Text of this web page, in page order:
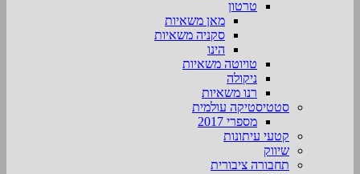
טרטון
מאן משאיות
סקניה משאיות
הינו
טויוטה משאיות
ניקולה
רנו משאיות
סטטיסטיקה עולמית
מספרי 2017
קטעי עיתונות
שיווק
תחבורה ציבורית